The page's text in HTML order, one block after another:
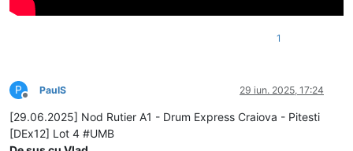
1
P
Deconectat
PaulS 29 iun. 2025, 17:24
[29.06.2025] Nod Rutier A1 - Drum Express Craiova - Pitesti
[DEx12] Lot 4 #UMB